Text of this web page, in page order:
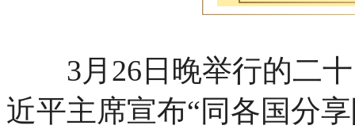
3月26日晚举行的二十
近平主席宣布“同各国分